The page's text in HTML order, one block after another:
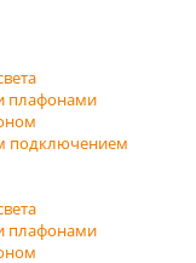
плафонами
подключением
плафонами